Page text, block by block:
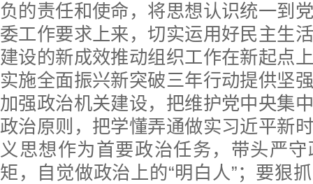
负的责任和使命，将思想认识统一到
委工作要求上来，切实运用好民主生
建设的新成效推动组织工作在新起点
实施全面振兴新突破三年行动提供坚
加强政治机关建设，把维护党中央集
政治原则，把学懂弄通做实习近平新
义思想作为首要政治任务，带头严
矩，自觉做政治上的“明白人”；要狠